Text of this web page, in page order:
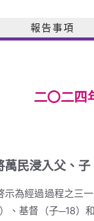
報告事項
二〇二四
萬民浸入父、
經過過程之三一
、基督（子─18）